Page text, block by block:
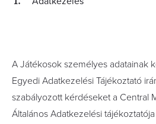
A Játékosok személyes adatainak
Egyedi Adatkezelési Tájékoztató
szabályozott kérdéseket a Central
Általános Adatkezelési